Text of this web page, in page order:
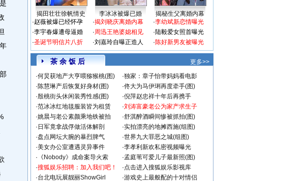
揭田壮壮徐帆情史 李冰冰被爆已婚
揭秘生父离婚内幕
·赵薇被爆已经怀孕
·李宇春爆遭母逼婚
·圣诞节明信片八折
·揭刘晓庆离婚内幕
·周迅王艳婆媳相见
·刘嘉玲自曝正造人
·李幼斌新恋情曝光
·陆毅爱女照首曝光
·陈好新男友被曝光
茶 余 饭 后
更多>>
·何炅获地产大亨喂猕猴桃(图) ·独家：章子怡带妈妈看电影
·陈慧琳产后恢复好身材(图) ·佟大为马伊琍再度牵手(图)
·殷桃街头休闲装秀性感(图) ·倪萍赵忠祥十年后再携手
·范冰冰红地毯服装皆为租赁 ·刘涛富豪老公为家产求生子
·姚晨与老公素颜乘地铁被拍 ·舒淇醉酒瞬间惨被抓拍(图)
· 日军竟拿战俘做活体解剖 ·实拍漂亮的地摊西施(组图)
·盘点网坛大腕的暴烈脾气 ·世界九大罪恶之城(组图)
·美女办公室遭遇灵异事件 ·李孝利新欢私密视频曝光
· 《Nobody》成命案导火索 ·孟庭苇可爱儿子最新照(图)
·搜狐娱乐招聘：加入我们吧！ ·点击进入搜狐娱乐影视库
·台北电玩展靓丽ShowGirl ·游戏史上最般配的十对情侣